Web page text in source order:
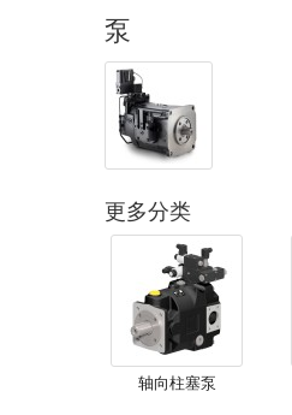
泵
更多分类
轴向柱塞泵